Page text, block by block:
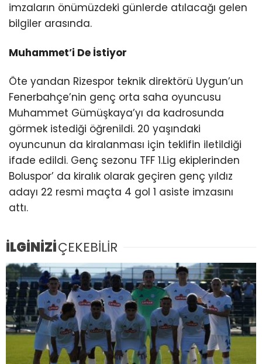
imzaların önümüzdeki günlerde atılacağı gelen
bilgiler arasında.
Muhammet’i De İstiyor
Öte yandan Rizespor teknik direktörü Uygun’un
Fenerbahçe’nin genç orta saha oyuncusu
Muhammet Gümüşkaya’yı da kadrosunda
görmek istediği öğrenildi. 20 yaşındaki
oyuncunun da kiralanması için teklifin iletildiği
ifade edildi. Genç sezonu TFF 1.Lig ekiplerinden
Boluspor’ da kiralık olarak geçiren genç yıldız
adayı 22 resmi maçta 4 gol 1 asiste imzasını
attı.
İLGİNİZİÇEKEBİLİR